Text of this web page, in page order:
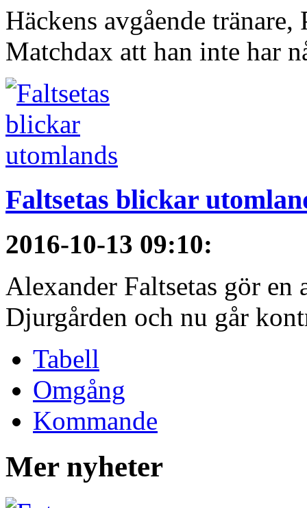
Häckens avgående
Matchdax att han inte har
Faltsetas blickar
2016-10-13 09:10:
Alexander Faltsetas gör en
Djurgården och nu går
Tabell
Omgång
Kommande
Mer nyheter